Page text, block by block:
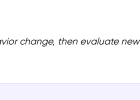
change, then evaluate new